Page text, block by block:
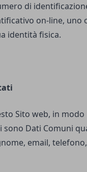
di
on-line, uno
identità fisica.
Sito web, in modo
Dati Comuni
email, telefono,